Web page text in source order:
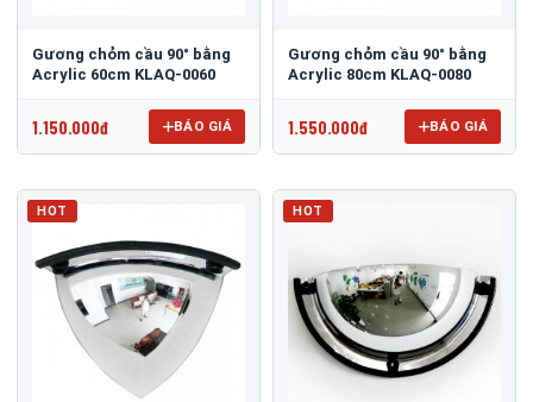
Gương chỏm cầu 90° bằng
Acrylic 60cm KLAQ-0060
1.150.000đ BÁO GIÁ
Gương chỏm cầu 90° bằng
Acrylic 80cm KLAQ-0080
1.550.000đ BÁO GIÁ
HOT HOT